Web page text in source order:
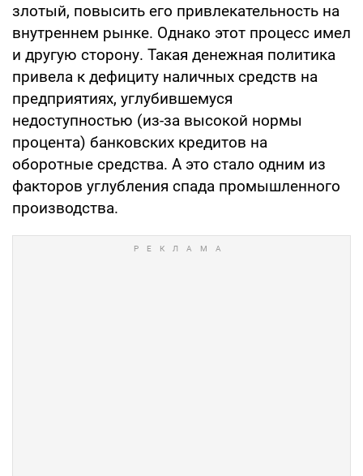
злотый, повысить его привлекательность на
внутреннем рынке. Однако этот процесс имел
и другую сторону. Такая денежная политика
привела к дефициту наличных средств на
предприятиях, углубившемуся
недоступностью (из-за высокой нормы
процента) банковских кредитов на
оборотные средства. А это стало одним из
факторов углубления спада промышленного
производства.